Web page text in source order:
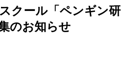
クール「ペンギン研
のお知らせ